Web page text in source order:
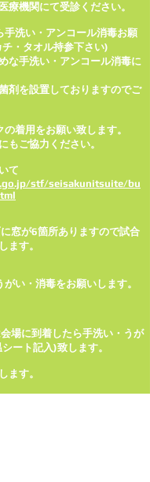
療機関にて受診ください。
手洗い・アンコール消毒お願
・タオル持参下さい)
な手洗い・アンコール消毒に
剤を設置しておりますのでご
着用をお願い致します。
もご協力ください。
て
stf/seisakunitsuite/bu
窓が6箇所ありますので試合
ます。
い・消毒をお願いします。
場に到着したら手洗い・うが
ート記入)致します。
ます。